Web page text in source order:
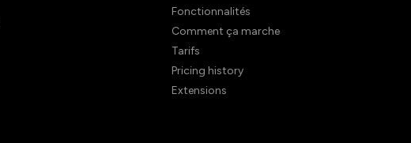
Fonctionnalités
Comment ça marche
Tarifs
Pricing history
Extensions